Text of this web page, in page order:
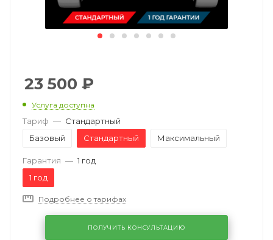
23 500 ₽
Услуга доступна
Тариф — Стандартный
Базовый
Стандартный Максимальный
Гарантия — 1 год
1 год
Подробнее о тарифах
ПОЛУЧИТЬ КОНСУЛЬТАЦИЮ